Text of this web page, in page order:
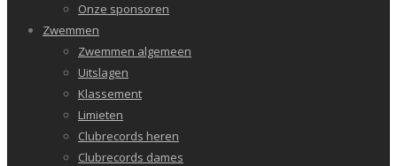
Onze sponsoren
Zwemmen
Zwemmen algemeen
Uitslagen
Klassement
Limieten
Clubrecords heren
Clubrecords dames